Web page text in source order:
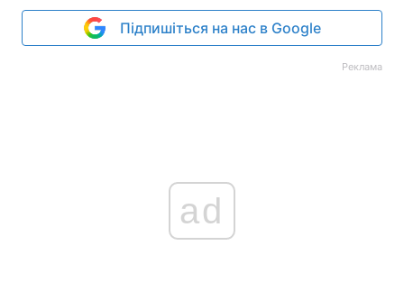
Підпишіться на нас в Google
Реклама
ad